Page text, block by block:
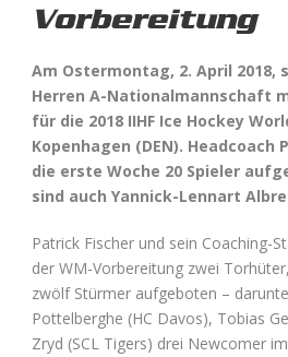
Vorbereitung
Am Ostermontag, 2. April 2018,
Herren A-Nationalmannschaft
für die 2018 IIHF Ice Hockey
Kopenhagen (DEN).
die erste Woche 20 Spieler
sind auch Yannick-Lennart
Patrick Fischer und sein Coaching-
der WM-Vorbereitung zwei
zwölf Stürmer aufgeboten –
Pottelberghe (HC Davos), Tobias
Zryd (SCL Tigers) drei Newcomer